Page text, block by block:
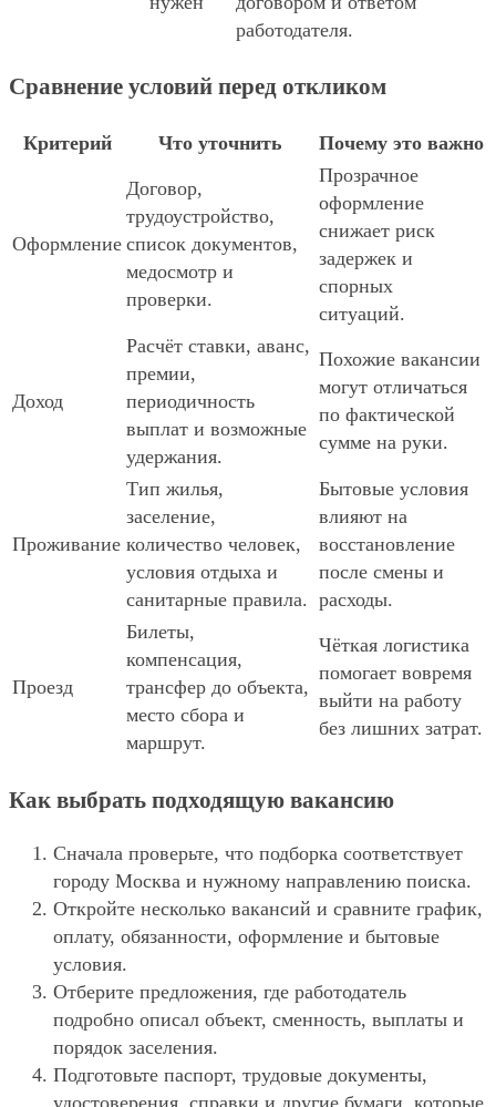
работодателя.
Сравнение условий перед откликом
Критерий Что уточнить Почему это важно
Оформление
Договор,
трудоустройство,
список документов,
медосмотр и
проверки.
Прозрачное
оформление
снижает риск
задержек и
спорных
ситуаций.
Доход
Расчёт ставки, аванс,
премии,
периодичность
выплат и возможные
удержания.
Похожие вакансии
могут отличаться
по фактической
сумме на руки.
Проживание
Тип жилья,
заселение,
количество человек,
условия отдыха и
санитарные правила.
Бытовые условия
влияют на
восстановление
после смены и
расходы.
Проезд
Билеты,
компенсация,
трансфер до объекта,
место сбора и
маршрут.
Чёткая логистика
помогает вовремя
выйти на работу
без лишних затрат.
Как выбрать подходящую вакансию
Сначала проверьте, что подборка соответствует
городу Москва и нужному направлению поиска.
Откройте несколько вакансий и сравните график,
оплату, обязанности, оформление и бытовые
условия.
Отберите предложения, где работодатель
подробно описал объект, сменность, выплаты и
порядок заселения.
Подготовьте паспорт, трудовые документы,
удостоверения, справки и другие бумаги, которые